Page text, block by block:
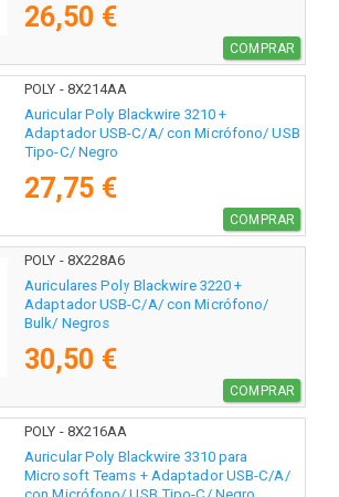
26,50 €
COMPRAR
POLY - 8X214AA
Auricular Poly Blackwire 3210 +
Adaptador USB-C/A/ con Micrófono/ USB
Tipo-C/ Negro
27,75 €
COMPRAR
POLY - 8X228A6
Auriculares Poly Blackwire 3220 +
Adaptador USB-C/A/ con Micrófono/
Bulk/ Negros
30,50 €
COMPRAR
POLY - 8X216AA
Auricular Poly Blackwire 3310 para
Microsoft Teams + Adaptador USB-C/A/